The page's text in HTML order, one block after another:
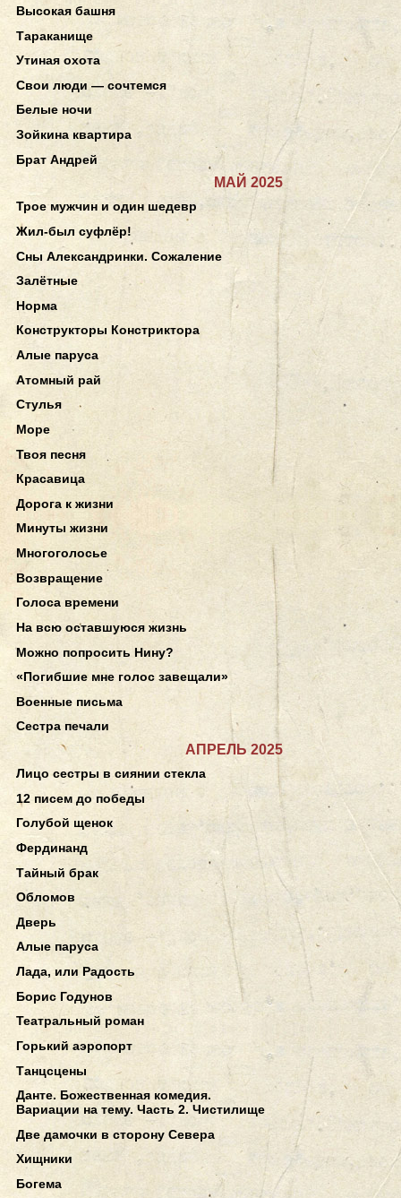
Высокая башня
Тараканище
Утиная охота
Свои люди — сочтемся
Белые ночи
Зойкина квартира
Брат Андрей
МАЙ 2025
Трое мужчин и один шедевр
Жил-был суфлёр!
Сны Александринки. Сожаление
Залётные
Норма
Конструкторы Констриктора
Алые паруса
Атомный рай
Стулья
Море
Твоя песня
Красавица
Дорога к жизни
Минуты жизни
Многоголосье
Возвращение
Голоса времени
На всю оставшуюся жизнь
Можно попросить Нину?
«Погибшие мне голос завещали»
Военные письма
Сестра печали
АПРЕЛЬ 2025
Лицо сестры в сиянии стекла
12 писем до победы
Голубой щенок
Фердинанд
Тайный брак
Обломов
Дверь
Алые паруса
Лада, или Радость
Борис Годунов
Театральный роман
Горький аэропорт
Танцсцены
Данте. Божественная комедия.
Вариации на тему. Часть 2. Чистилище
Две дамочки в сторону Севера
Хищники
Богема